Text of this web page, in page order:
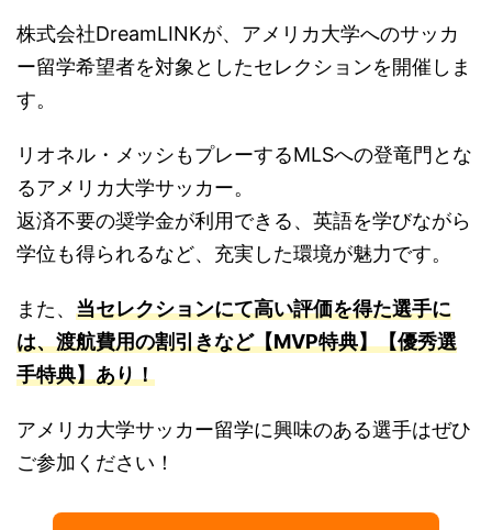
株式会社DreamLINKが、アメリカ大学へのサッカ
ー留学希望者を対象としたセレクションを開催しま
す。
リオネル・メッシもプレーするMLSへの登竜門とな
るアメリカ大学サッカー。
返済不要の奨学金が利用できる、英語を学びながら
学位も得られるなど、充実した環境が魅力です。
また、 当セレクションにて高い評価を得た選手に
は、渡航費用の割引きなど【MVP特典】【優秀選
手特典】あり！
アメリカ大学サッカー留学に興味のある選手はぜひ
ご参加ください！